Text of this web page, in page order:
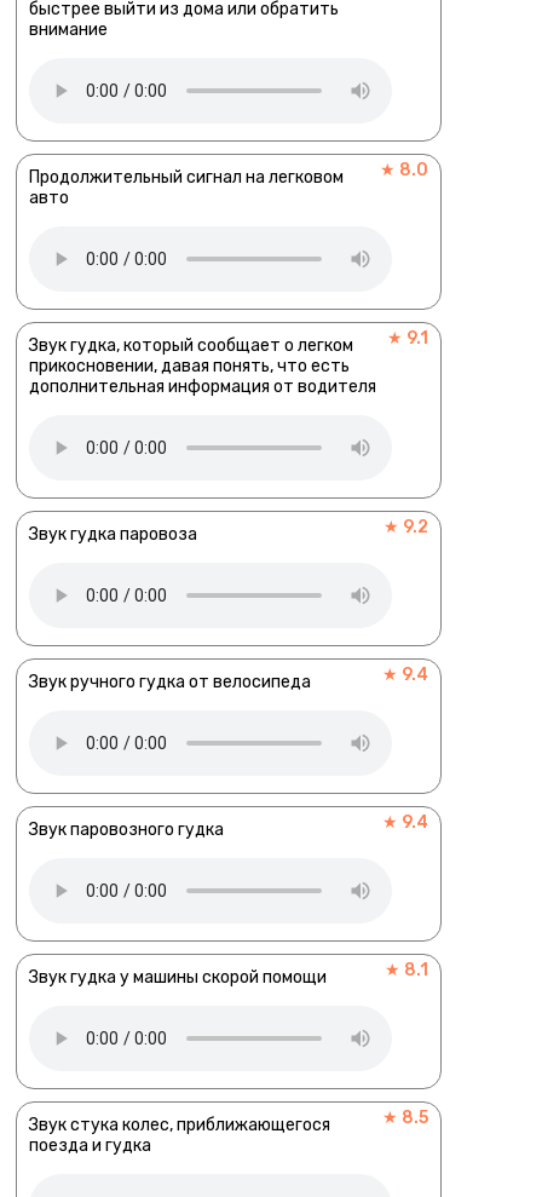
быстрее выйти из дома или обратить
внимание
Продолжительный сигнал на легковом
авто
★ 8.0
Звук гудка, который сообщает о легком
прикосновении, давая понять, что есть
дополнительная информация от водителя
★ 9.1
Звук гудка паровоза ★ 9.2
Звук ручного гудка от велосипеда ★ 9.4
Звук паровозного гудка ★ 9.4
Звук гудка у машины скорой помощи ★ 8.1
Звук стука колес, приближающегося
поезда и гудка
★ 8.5